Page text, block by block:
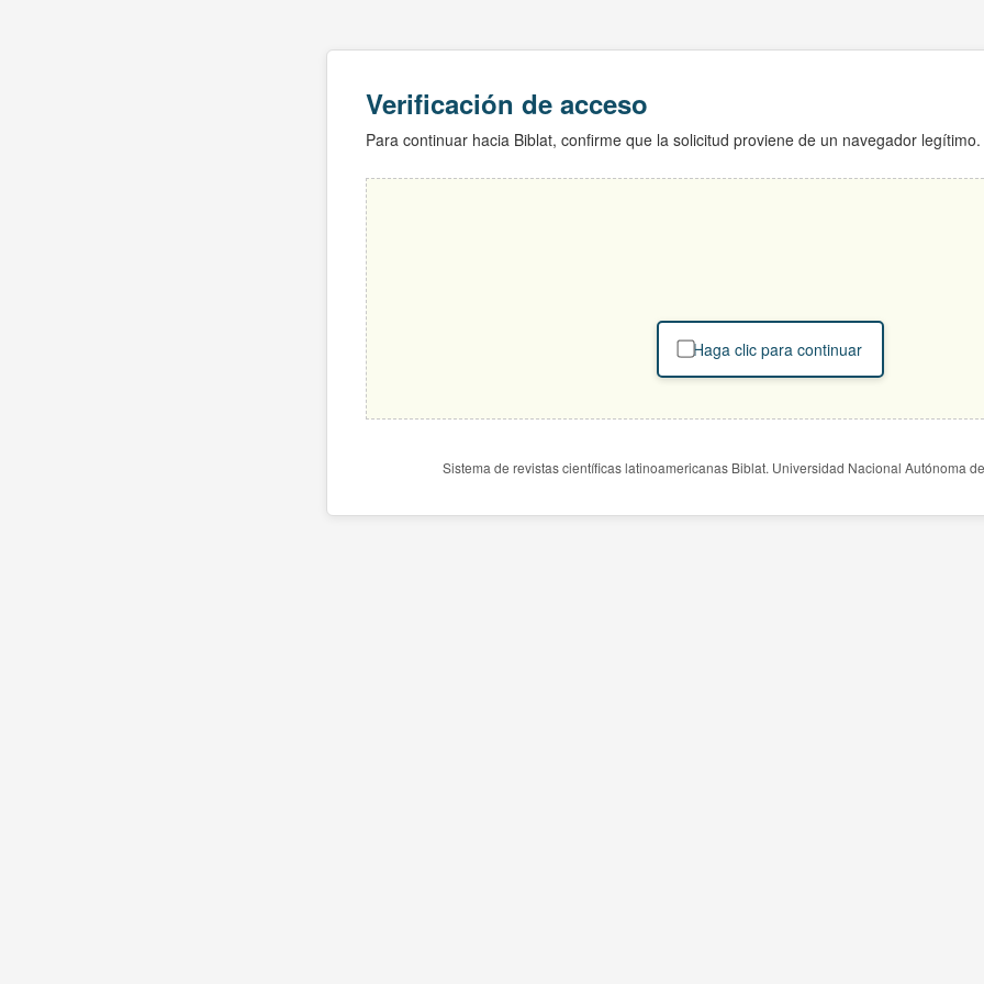
Verificación de acceso
Para continuar hacia Biblat, confirme que la solicitud proviene de un navegador legítimo.
Haga clic para continuar
Sistema de revistas científicas latinoamericanas Biblat. Universidad Nacional Autónoma